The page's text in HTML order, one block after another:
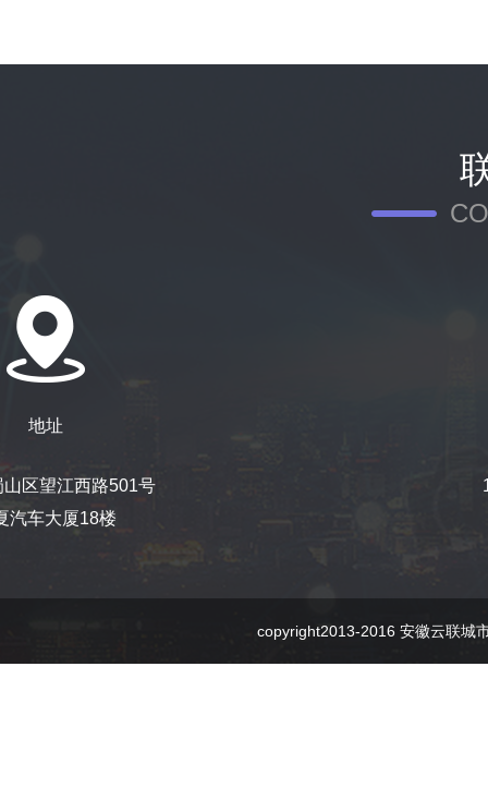
地址
山区望江西路501号
汽车大厦18楼
copyright2013-2016 安徽云联城